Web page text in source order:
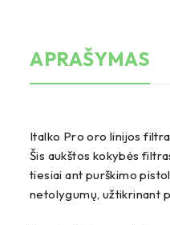
APRAŠYMAS
Italko Pro oro linijos
Šis aukštos kokybės
tiesiai ant purškimo
netolygumų, užtikrinant